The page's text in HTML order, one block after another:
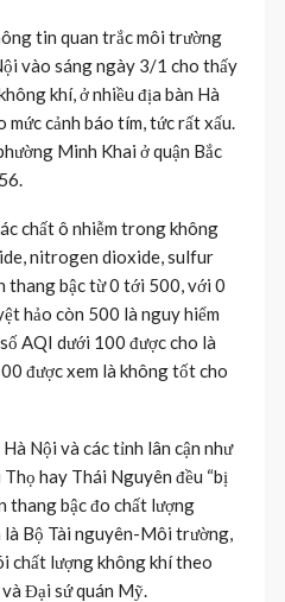
tin quan trắc môi trường
vào sáng ngày 3/1 cho thấy
khí, ở nhiều địa bàn Hà
cảnh báo tím, tức rất xấu.
Minh Khai ở quận Bắc
chất ô nhiễm trong không
nitrogen dioxide, sulfur
bậc từ 0 tới 500, với 0
hảo còn 500 là nguy hiểm
AQI dưới 100 được cho là
được xem là không tốt cho
Nội và các tỉnh lân cận như
hay Thái Nguyên đều “bị
thang bậc đo chất lượng
là Bộ Tài nguyên-Môi trường,
chất lượng không khí theo
Đại sứ quán Mỹ.